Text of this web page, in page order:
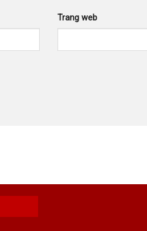
Trang web